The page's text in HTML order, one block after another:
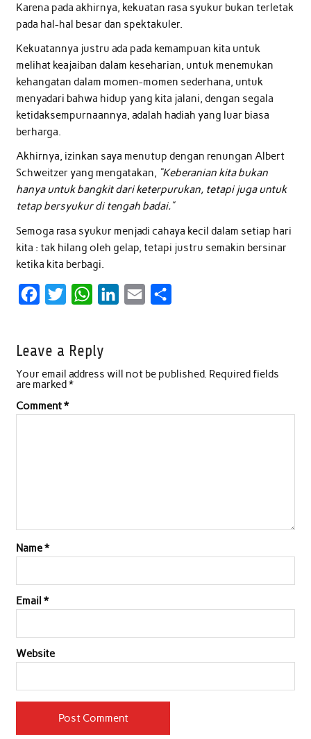
Karena pada akhirnya, kekuatan rasa syukur bukan terletak
pada hal-hal besar dan spektakuler.
Kekuatannya justru ada pada kemampuan kita untuk
melihat keajaiban dalam keseharian, untuk menemukan
kehangatan dalam momen-momen sederhana, untuk
menyadari bahwa hidup yang kita jalani, dengan segala
ketidaksempurnaannya, adalah hadiah yang luar biasa
berharga.
Akhirnya, izinkan saya menutup dengan renungan Albert
Schweitzer yang mengatakan, “Keberanian kita bukan
hanya untuk bangkit dari keterpurukan, tetapi juga untuk
tetap bersyukur di tengah badai.”
Semoga rasa syukur menjadi cahaya kecil dalam setiap hari
kita : tak hilang oleh gelap, tetapi justru semakin bersinar
ketika kita berbagi.
e
b
o
t
e
r
W
t
s
p
e
I
l
e
Leave a Reply
Your email address will not be published. Required fields
are marked *
Comment*
Name*
Email *
Website